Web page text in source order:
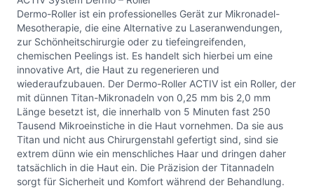
Dermo-Roller ist ein professionelles Gerät zur Mikronadel-
Mesotherapie, die eine Alternative zu Laseranwendungen,
zur Schönheitschirurgie oder zu tiefeingreifenden,
chemischen Peelings ist. Es handelt sich hierbei um eine
innovative Art, die Haut zu regenerieren und
wiederaufzubauen. Der Dermo-Roller ACTIV ist ein Roller, der
mit dünnen Titan-Mikronadeln von 0,25 mm bis 2,0 mm
Länge besetzt ist, die innerhalb von 5 Minuten fast 250
Tausend Mikroeinstiche in die Haut vornehmen. Da sie aus
Titan und nicht aus Chirurgenstahl gefertigt sind, sind sie
extrem dünn wie ein menschliches Haar und dringen daher
tatsächlich in die Haut ein. Die Präzision der Titannadeln
sorgt für Sicherheit und Komfort während der Behandlung.